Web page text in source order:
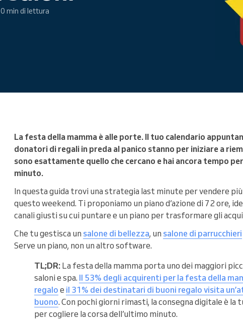
min di lettura
La festa della mamma è alle porte. Il tuo calendario
donatori di regali in preda al panico stanno per iniziare a
sono esattamente quello che cercano e hai ancora tempo
minuto.
In questa guida trovi una strategia last minute per vendere
questo weekend. Ti proponiamo un piano d’azione di 72 ore,
canali giusti su cui puntare e un piano per trasformare gli
Che tu gestisca un salone di bellezza, un salone di parrucchieri
Serve un piano, non un altro software.
TL;DR: La festa della mamma porta uno dei maggiori
saloni e spa. Il 53% degli acquirenti per la festa della
regalo e il 31% dei destinatari di buoni regalo visita
buono. Con pochi giorni rimasti, la consegna digitale è la
per cogliere la corsa dell’ultimo minuto.